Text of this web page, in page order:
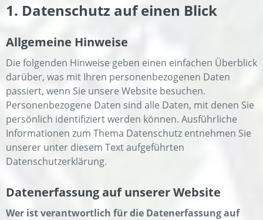
1. Datenschutz auf einen Blick
Allgemeine Hinweise
Die folgenden Hinweise geben einen einfachen Überblick
darüber, was mit Ihren personenbezogenen Daten
passiert, wenn Sie unsere Website besuchen.
Personenbezogene Daten sind alle Daten, mit denen Sie
persönlich identifiziert werden können. Ausführliche
Informationen zum Thema Datenschutz entnehmen Sie
unserer unter diesem Text aufgeführten
Datenschutzerklärung.
Datenerfassung auf unserer Website
Wer ist verantwortlich für die Datenerfassung auf